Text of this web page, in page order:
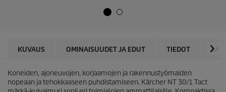
e
2
v
o
KUVAUS OMINAISUUDET JA EDUT TIEDOT
Koneiden, ajoneuvojen, korjaamojen ja rakennustyömaiden
nopeaan ja tehokkaaseen puhdistamiseen. Kärcher NT 30/1 Tact